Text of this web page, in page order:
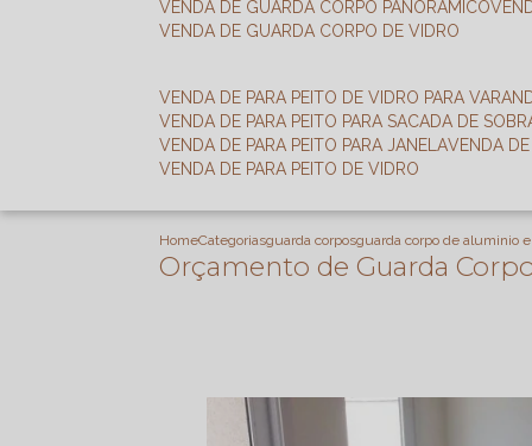
VENDA DE GUARDA CORPO PANORÂMICO
VENDA DE GUARDA CORPO DE VIDRO
VENDA DE PARA PEITO DE VIDRO PARA
VENDA DE PARA PEITO PARA SACADA DE
VENDA DE PARA PEITO PARA JANELA
VENDA
VENDA DE PARA PEITO DE VIDRO
HomeCategoriasguarda corposguarda corpo de aluminio
Orçamento de Guarda